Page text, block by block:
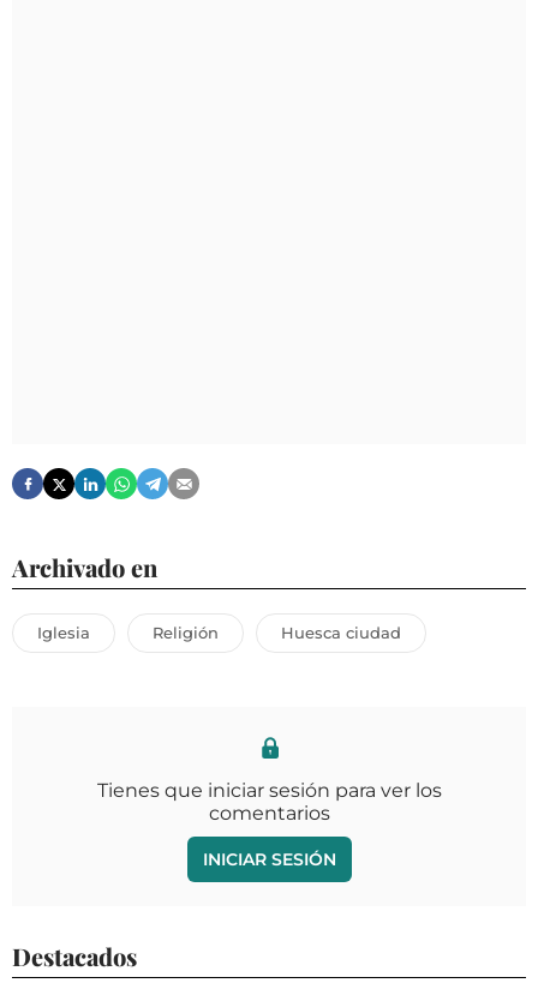
Archivado en
Iglesia Religión Huesca ciudad
Tienes que iniciar sesión para ver los
comentarios
INICIAR SESIÓN
Destacados